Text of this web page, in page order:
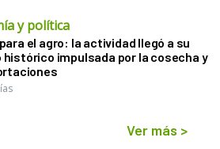
y política
el agro: la actividad llegó a su
histórico impulsada por la cosecha y
Ver más >